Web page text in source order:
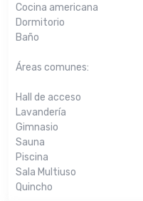
Cocina americana
Dormitorio
Baño
Áreas comunes:
Hall de acceso
Lavandería
Gimnasio
Sauna
Piscina
Sala Multiuso
Quincho